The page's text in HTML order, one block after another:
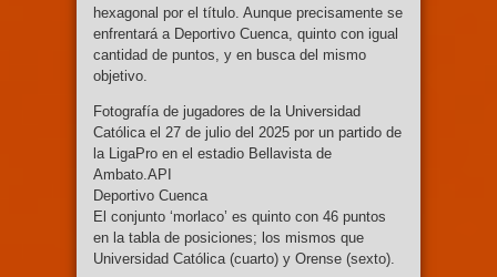
hexagonal por el título. Aunque precisamente se
enfrentará a Deportivo Cuenca, quinto con igual
cantidad de puntos, y en busca del mismo
objetivo.
Fotografía de jugadores de la Universidad
Católica el 27 de julio del 2025 por un partido de
la LigaPro en el estadio Bellavista de
Ambato.API
Deportivo Cuenca
El conjunto ‘morlaco’ es quinto con 46 puntos
en la tabla de posiciones; los mismos que
Universidad Católica (cuarto) y Orense (sexto).